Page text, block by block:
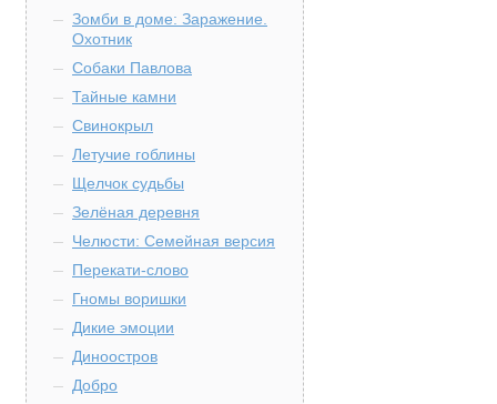
Зомби в доме: Заражение.
Охотник
Собаки Павлова
Тайные камни
Свинокрыл
Летучие гоблины
Щелчок судьбы
Зелёная деревня
Челюсти: Семейная версия
Перекати-слово
Гномы воришки
Дикие эмоции
Диноостров
Добро